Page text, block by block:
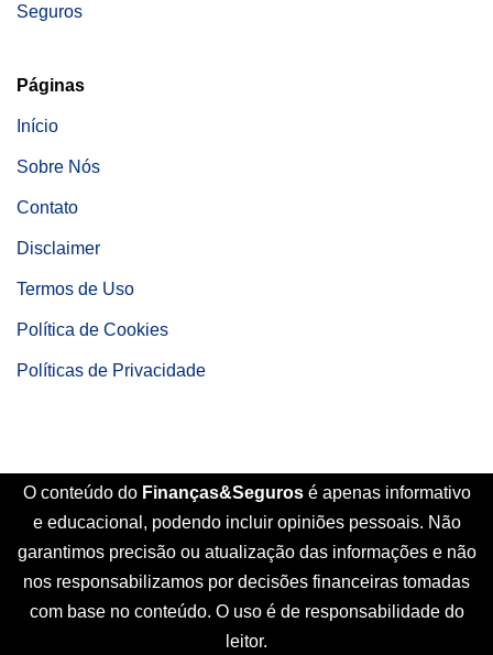
Seguros
Páginas
Início
Sobre Nós
Contato
Disclaimer
Termos de Uso
Política de Cookies
Políticas de Privacidade
O conteúdo do Finanças&Seguros é apenas informativo
e educacional, podendo incluir opiniões pessoais. Não
garantimos precisão ou atualização das informações e não
nos responsabilizamos por decisões financeiras tomadas
com base no conteúdo. O uso é de responsabilidade do
leitor.